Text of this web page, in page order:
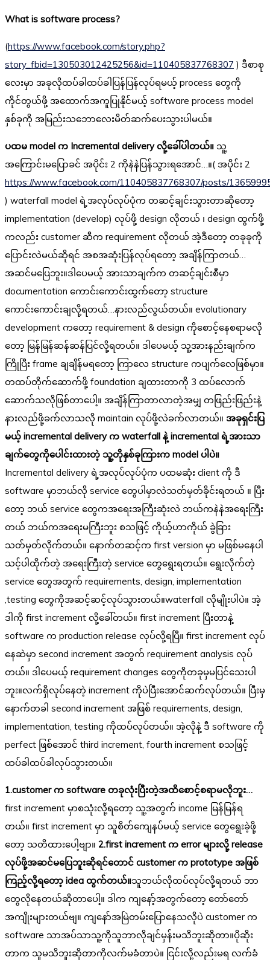
What is software process?
(https://www.facebook.com/story.php?
story_fbid=130503012425256&id=110405837768307 ) ဒီစာစု
လေးမှာ အခုလိုထပ်ခါထပ်ခါပြန်ပြန်လုပ်ရမယ့် process တွေကို
ကိုင်တွယ်ဖို့ အထောက်အကူပြုနိုင်မယ့် software process model
နှစ်ခုကို အမြည်းသဘောလေးမိတ်ဆက်ပေးသွားပါမယ်။
ပထမ model က Incremental delivery လို့ခေါ်ပါတယ်။ သူ့
အကြောင်းမပြောခင် အပိုင်း 2 ကိုနဲနဲပြန်သွားရအောင်…။( အပိုင်း 2
https://www.facebook.com/110405837768307/posts/
) waterfall model ရဲ့အလုပ်လုပ်ပုံက တဆင့်ချင်းသွားတာဆိုတော့
implementation (develop) လုပ်ဖို့ design လိုတယ် ၊ design ထွက်ဖို့
ကလည်း customer ဆီက requirement လိုတယ် အဲ့ဒီတော့ တခုခုကို
ပြောင်းလဲမယ်ဆိုရင် အစအဆုံးပြန်လုပ်ရတော့ အချိန်ကြာတယ်…
အဆင်မပြေဘူး။ဒါပေမယ့် အားသာချက်က တဆင့်ချင်းစီမှာ
documentation ကောင်းကောင်းထွက်တော့ structure
ကောင်းကောင်းချလို့ရတယ်…နားလည်လွယ်တယ်။ evolutionary
development ကတော့ requirement & design ကိုစောင့်နေစရာမလို
တော့ မြန်မြန်ဆန်ဆန်ပြင်လို့ရတယ်။ ဒါပေမယ့် သူ့အားနည်းချက်က
ကြိုပြီး frame ချချိန်မရတော့ ကြာလေ structure ကပျက်လေဖြစ်မှာ။
တထပ်တိုက်ဆောက်ဖို့ foundation ချထားတာကို 3 ထပ်လောက်
ဆောက်သလိုဖြစ်တာပေါ့။ အချိန်ကြာတာလာတဲ့အမျှ တဖြည်းဖြည်းနဲ့
နားလည်ဖို့ခက်လာသလို maintain လုပ်ဖို့လဲခက်လာတယ်။ အခုရှင်းပြ
မယ့် incremental delivery က waterfall နဲ့ incremental ရဲ့အားသာ
ချက်တွေကိုပေါင်းထားတဲ့ သူ့တိုနှစ်ခုကြားက model ပါပဲ။
Incremental delivery ရဲ့အလုပ်လုပ်ပုံက ပထမဆုံး client ကို ဒီ
software မှာဘယ်လို service တွေပါမှာလဲသတ်မှတ်ခိုင်းရတယ် ။ ပြီး
တော့ ဘယ် service တွေကအရေးအကြီးဆုံးလဲ ဘယ်ကနဲနဲအရေးကြီး
တယ် ဘယ်ကအရေးမကြီးဘူး စသဖြင့် ကိုယ့်ဟာကိုယ် ခွဲခြား
သတ်မှတ်လိုက်တယ်။ နောက်တဆင့်က first version မှာ မဖြစ်မနေပါ
သင့်ပါထိုက်တဲ့ အရေးကြီးတဲ့ service တွေရွေးရတယ်။ ရွေးလိုက်တဲ့
service တွေအတွက် requirements, design, implementation
,testing တွေကိုအဆင့်ဆင့်လုပ်သွားတယ်။waterfall လိုမျိုးပါပဲ။ အဲ့
ဒါကို first increment လို့ခေါ်တယ်။ first increment ပြီးတာနဲ့
software က production release လုပ်လို့ရပြီ။ first increment လုပ်
နေဆဲမှာ second increment အတွက် requirement analysis လုပ်
တယ်။ ဒါပေမယ့် requirement changes တွေကိုတခုမှမပြင်သေးပါ
ဘူး။လက်ရှိလုပ်နေတဲ့ increment ကိုပဲပြီးအောင်ဆက်လုပ်တယ်။ ပြီးမှ
နောက်တခါ second increment အဖြစ် requirements, design,
implementation, testing ကိုထပ်လုပ်တယ်။ အဲ့လိုနဲ့ ဒီ software ကို
perfect ဖြစ်အောင် third increment, fourth increment စသဖြင့်
ထပ်ခါထပ်ခါလုပ်သွားတယ်။
1.customer က software တခုလုံးပြီးတဲ့အထိစောင့်စရာမလိုဘူး…
first increment မှာစသုံးလို့ရတော့ သူ့အတွက် income မြန်မြန်ရ
တယ်။ first increment မှာ သူစိတ်ကျေနပ်မယ့် service တွေရွေးခဲ့ဖို့
တော့ သတိထားပေါ့ဗျာ။ 2.first increment က error များလို့ release
လုပ်ဖို့အဆင်မပြေဘူးဆိုရင်တောင် customer က prototype အဖြစ်
ကြည့်လို့ရတော့ idea ထွက်တယ်။သူဘယ်လိုထပ်လုပ်လို့ရတယ် ဘာ
တွေလိုနေတယ်ဆိုတာပေါ့။ ဒါက ကျနော့်အတွက်တော့ တော်တော်
အကျိုးများတယ်ဗျ။ ကျနော်အမြဲတမ်းပြောနေသလိုပဲ customer က
software သာအပ်သာသူ့ကိုသူဘာလိုချင်မှန်းမသိဘူးဆိုတာ။ပိုဆိုး
တာက သူမသိဘူးဆိုတာကိုလက်မခံတာပဲ။ ငြင်းလို့လည်းမရ လက်ခံ